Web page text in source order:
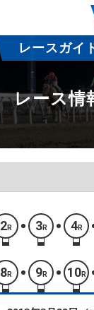
レースガイ
レース情
2R 3R 4R
8R 9R 10R